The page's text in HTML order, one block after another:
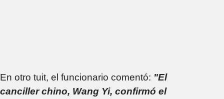
En otro tuit, el funcionario comentó: "El
canciller chino, Wang Yi, confirmó el